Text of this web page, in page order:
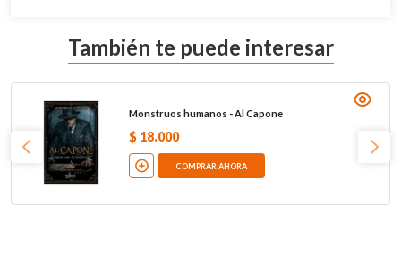
También te puede interesar
Monstruos humanos - Al Capone
$ 18.000
COMPRAR AHORA